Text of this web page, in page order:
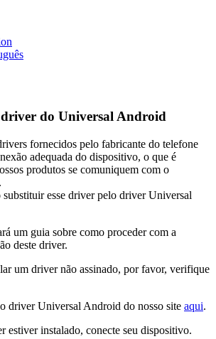
do Universal Android
fornecidos pelo fabricante do telefone
adequada do dispositivo, o que é
produtos se comuniquem com o
substituir esse driver pelo driver Universal
um guia sobre como proceder com a
deste driver.
um driver não assinado, por favor, verifique
driver Universal Android do nosso site aqui.
estiver instalado, conecte seu dispositivo.